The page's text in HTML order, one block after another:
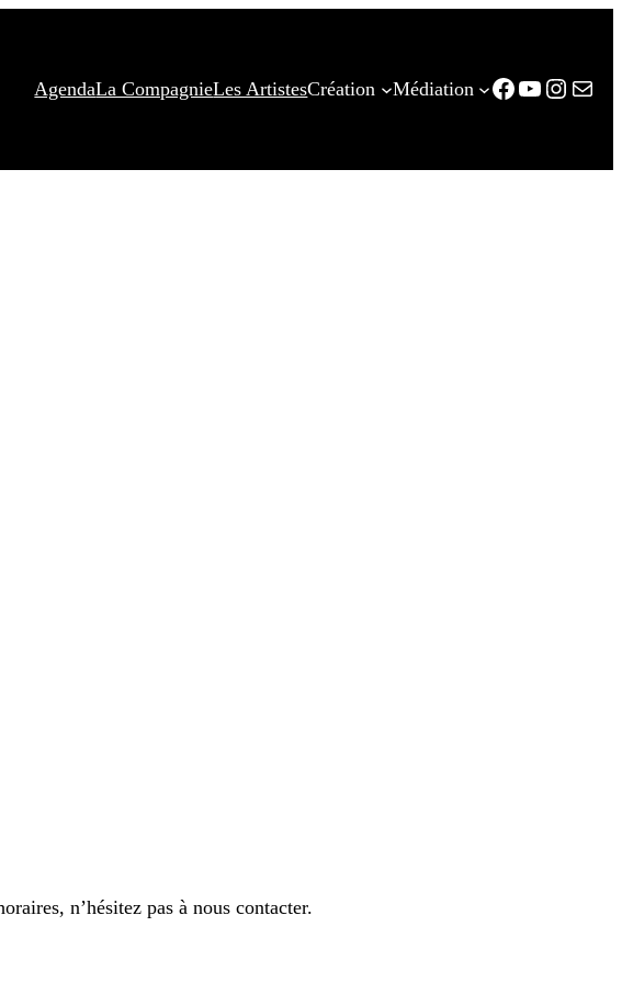
AgendaLa CompagnieLes ArtistesCréation Médiation Facebook
YouTube
E-mail
n’hésitez pas à nous contacter.